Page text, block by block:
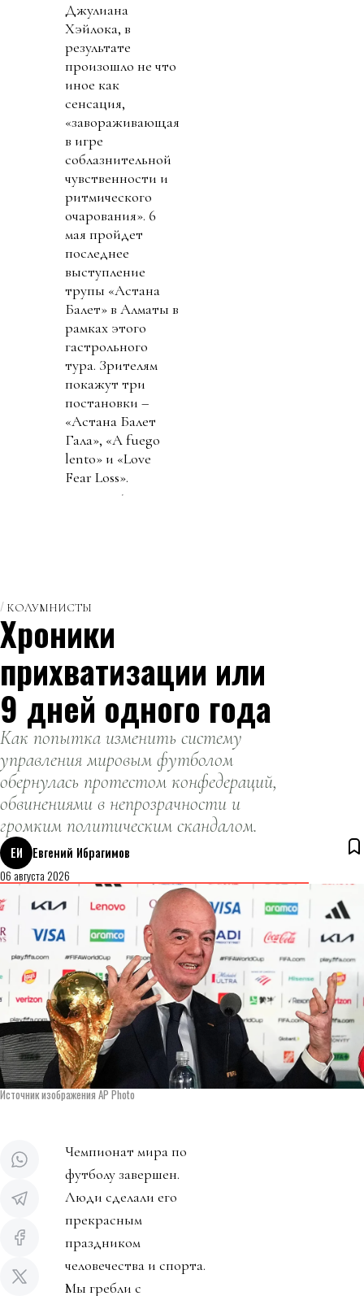
Джулиана
Хэйлока, в
результате
произошло не что
иное как
сенсация,
«завораживающая
в игре
соблазнительной
чувственности и
ритмического
очарования». 6
мая пройдет
последнее
выступление
трупы «Астана
Балет» в Алматы в
рамках этого
гастрольного
тура. Зрителям
покажут три
постановки –
«Астана Балет
Гала», «A fuego
lento» и «Love
Fear Loss».
КОЛУМНИСТЫ
Хроники
прихватизации или
9 дней одного года
Как попытка изменить систему
управления мировым футболом
обернулась протестом конфедераций,
обвинениями в непрозрачности и
громким политическим скандалом.
ЕИ
Евгений Ибрагимов
06 августа 2026
Источник изображения AP Photo
Чемпионат мира по
футболу завершен.
Люди сделали его
прекрасным
праздником
человечества и спорта.
Мы гребли с